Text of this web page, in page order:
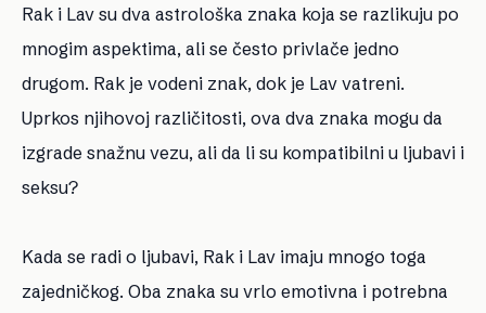
Rak i Lav su dva astrološka znaka koja se razlikuju po
mnogim aspektima, ali se često privlače jedno
drugom. Rak je vodeni znak, dok je Lav vatreni.
Uprkos njihovoj različitosti, ova dva znaka mogu da
izgrade snažnu vezu, ali da li su kompatibilni u ljubavi i
seksu?
Kada se radi o ljubavi, Rak i Lav imaju mnogo toga
zajedničkog. Oba znaka su vrlo emotivna i potrebna